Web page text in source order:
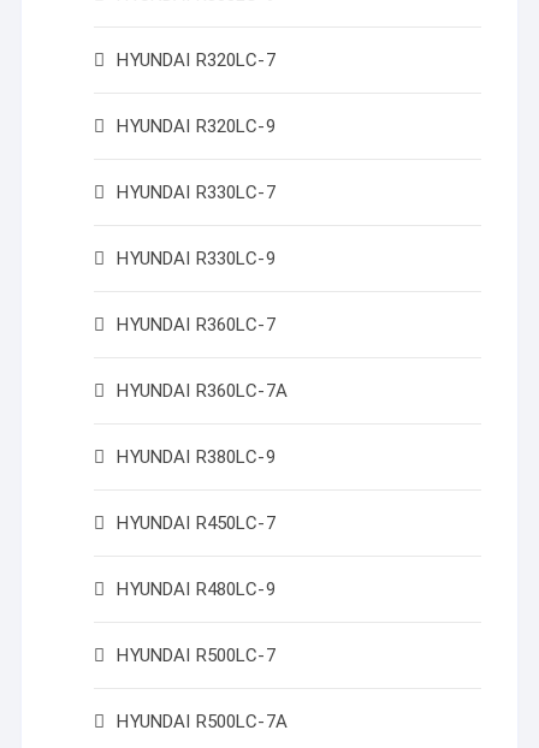
HYUNDAI R320LC-7
HYUNDAI R320LC-9
HYUNDAI R330LC-7
HYUNDAI R330LC-9
HYUNDAI R360LC-7
HYUNDAI R360LC-7A
HYUNDAI R380LC-9
HYUNDAI R450LC-7
HYUNDAI R480LC-9
HYUNDAI R500LC-7
HYUNDAI R500LC-7A